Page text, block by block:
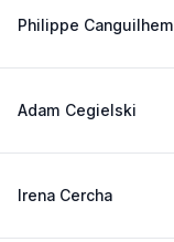
Philippe Canguilhem
Adam Cegielski
Irena Cercha